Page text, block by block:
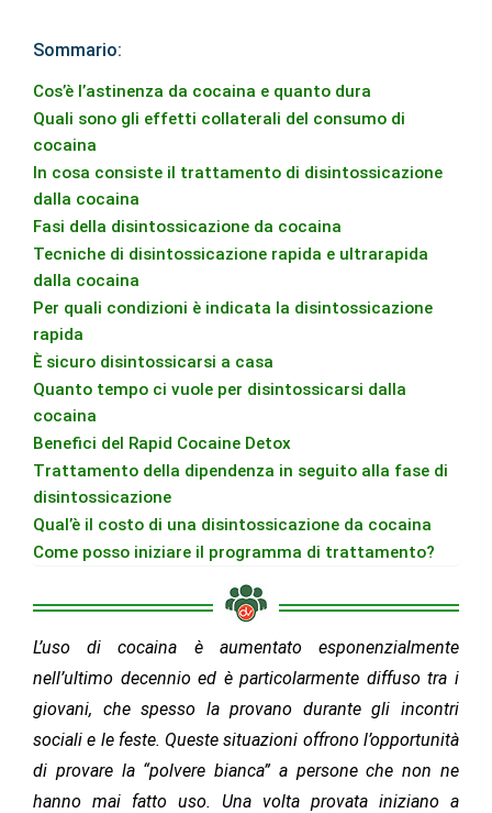
Sommario:
Cos’è l’astinenza da cocaina e quanto dura
Quali sono gli effetti collaterali del consumo di
cocaina
In cosa consiste il trattamento di disintossicazione
dalla cocaina
Fasi della disintossicazione da cocaina
Tecniche di disintossicazione rapida e ultrarapida
dalla cocaina
Per quali condizioni è indicata la disintossicazione
rapida
È sicuro disintossicarsi a casa
Quanto tempo ci vuole per disintossicarsi dalla
cocaina
Benefici del Rapid Cocaine Detox
Trattamento della dipendenza in seguito alla fase di
disintossicazione
Qual’è il costo di una disintossicazione da cocaina
Come posso iniziare il programma di trattamento?
L’uso di cocaina è aumentato esponenzialmente
nell’ultimo decennio ed è particolarmente diffuso tra i
giovani, che spesso la provano durante gli incontri
sociali e le feste. Queste situazioni offrono l’opportunità
di provare la “polvere bianca” a persone che non ne
hanno mai fatto uso. Una volta provata iniziano a